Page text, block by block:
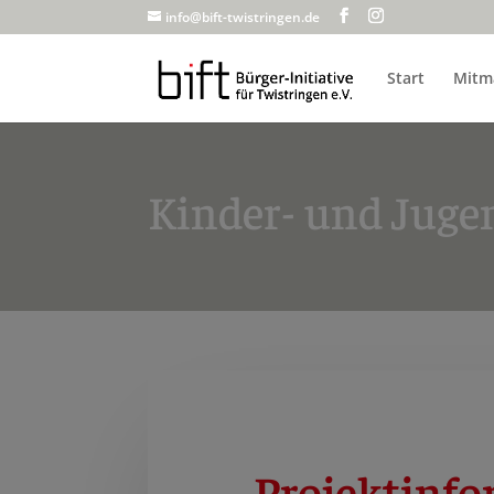
info@bift-twistringen.de
Start
Kinder- und